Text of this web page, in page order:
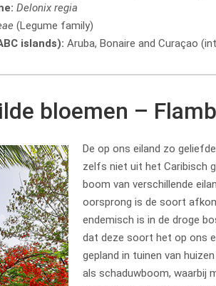
Delonix regia
(Legume family)
islands): Aruba, Bonaire and Curaçao
bloemen –
De op ons eiland zo geliefde
zelfs niet uit het Caribisch
boom van verschillende
oorsprong is de soort
endemisch is in de droge
dat deze soort het op ons
gepland in tuinen van
als schaduwboom, waarbij